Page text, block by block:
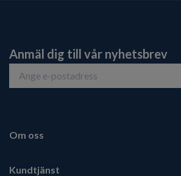
Anmäl dig till vår nyhetsbrev
Om oss
Kundtjänst